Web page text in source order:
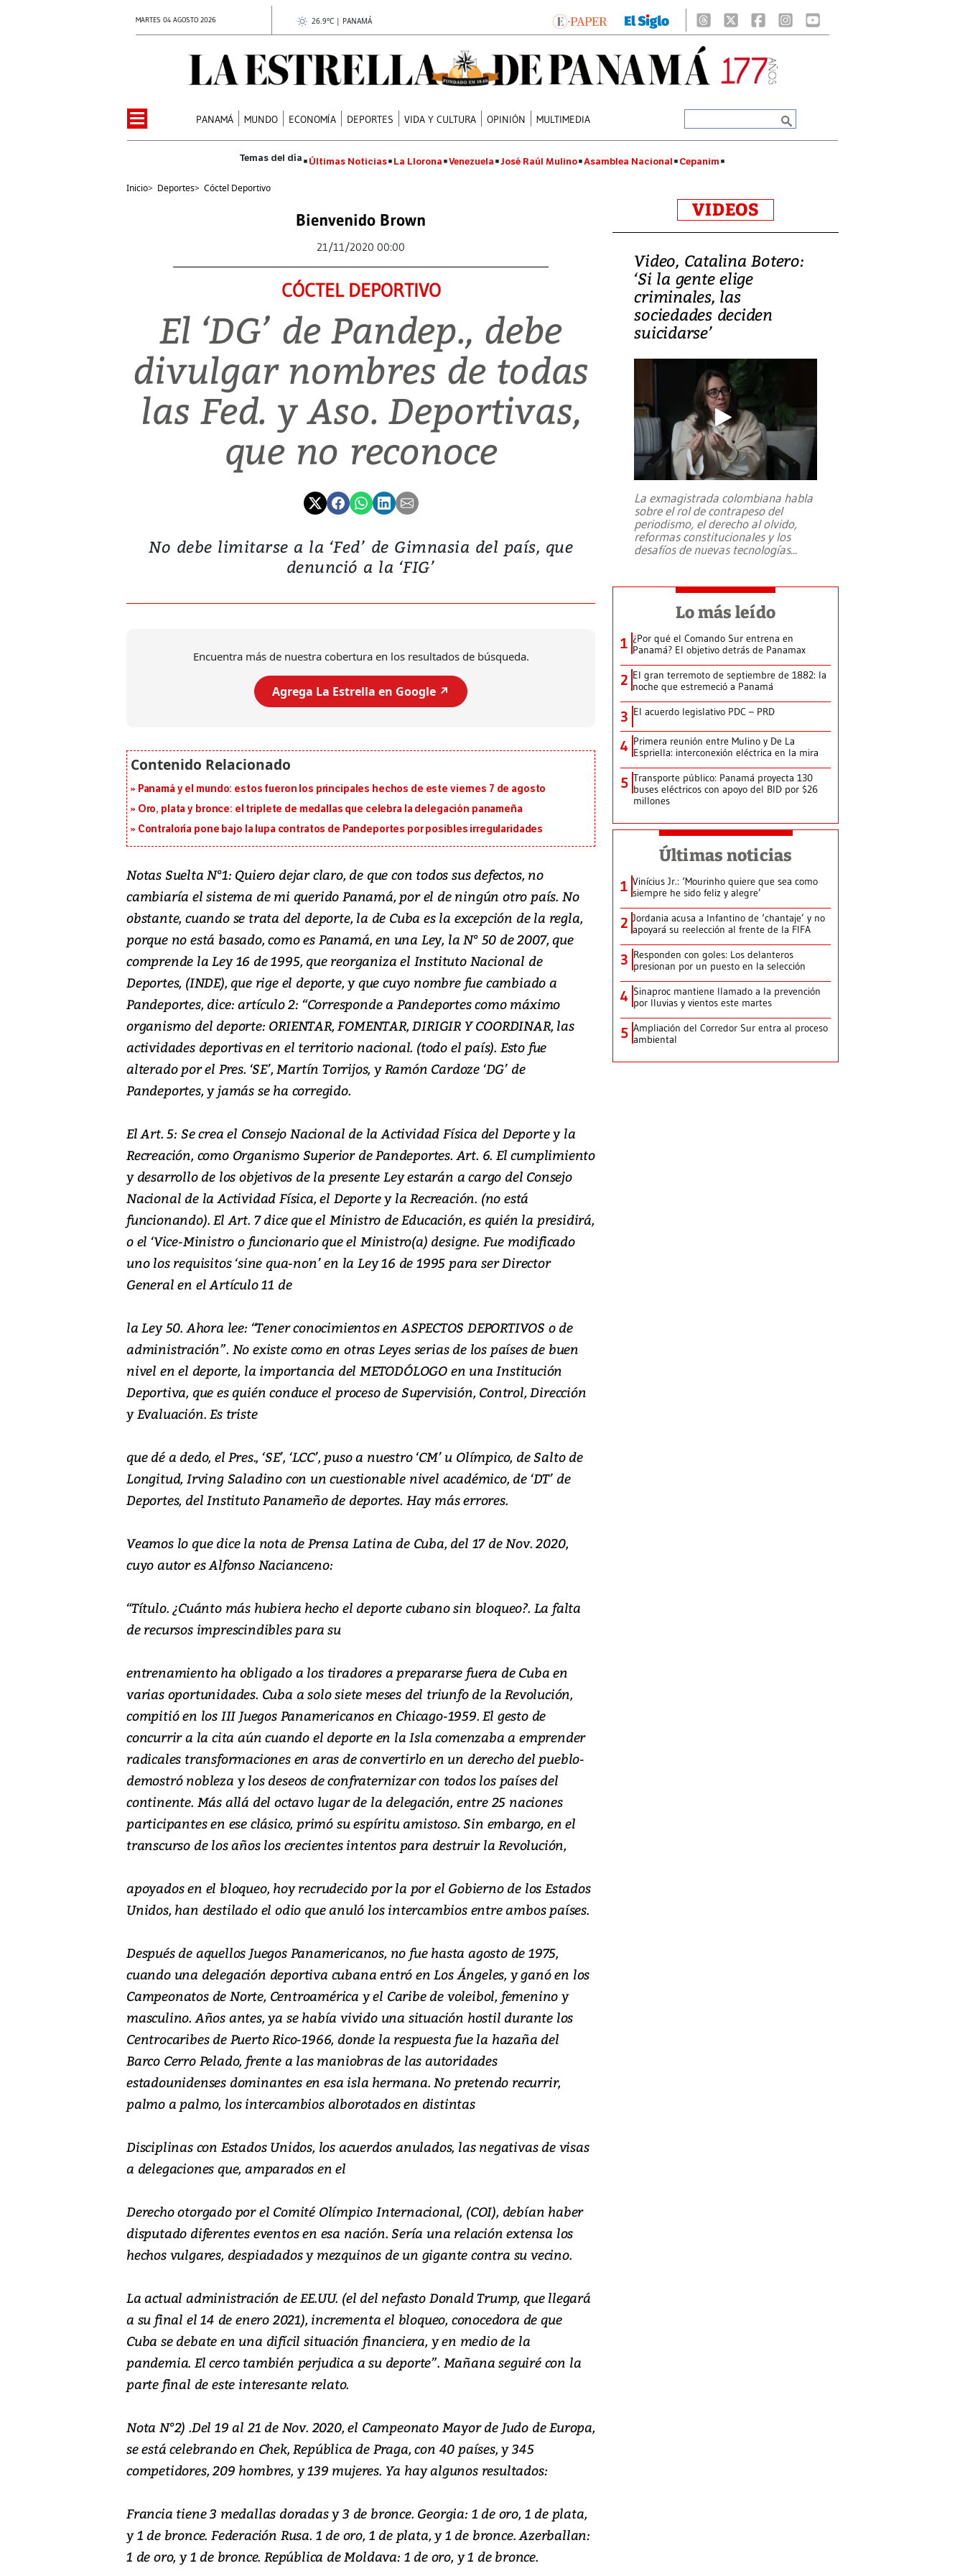
MARTES 04 AGOSTO 2026 26.9°C | PANAMÁ
PANAMÁ MUNDO ECONOMÍA DEPORTES VIDA Y CULTURA OPINIÓN MULTIMEDIA
Últimas Noticias La Llorona Venezuela José Raúl Mulino Asamblea Nacional Cepanim
Inicio> Deportes> Cóctel Deportivo
Bienvenido Brown
21/11/2020 00:00
CÓCTEL DEPORTIVO
El ‘DG’ de Pandep., debe
divulgar nombres de todas
las Fed. y Aso. Deportivas,
que no reconoce
No debe limitarse a la ‘Fed’ de Gimnasia del país, que
denunció a la ‘FIG’
Encuentra más de nuestra cobertura en los resultados de búsqueda.
Agrega La Estrella en Google ↗️
Panamá y el mundo: estos fueron los principales hechos de este viernes 7 de agosto
Oro, plata y bronce: el triplete de medallas que celebra la delegación panameña
Contraloría pone bajo la lupa contratos de Pandeportes por posibles irregularidades
Notas Suelta N°1: Quiero dejar claro, de que con todos sus defectos, no
cambiaría el sistema de mi querido Panamá, por el de ningún otro país. No
obstante, cuando se trata del deporte, la de Cuba es la excepción de la regla,
porque no está basado, como es Panamá, en una Ley, la N° 50 de 2007, que
comprende la Ley 16 de 1995, que reorganiza el Instituto Nacional de
Deportes, (INDE), que rige el deporte, y que cuyo nombre fue cambiado a
Pandeportes, dice: artículo 2: “Corresponde a Pandeportes como máximo
organismo del deporte: ORIENTAR, FOMENTAR, DIRIGIR Y COORDINAR, las
actividades deportivas en el territorio nacional. (todo el país). Esto fue
alterado por el Pres. ‘SE’, Martín Torrijos, y Ramón Cardoze ‘DG’ de
Pandeportes, y jamás se ha corregido.
El Art. 5: Se crea el Consejo Nacional de la Actividad Física del Deporte y la
Recreación, como Organismo Superior de Pandeportes. Art. 6. El cumplimiento
y desarrollo de los objetivos de la presente Ley estarán a cargo del Consejo
Nacional de la Actividad Física, el Deporte y la Recreación. (no está
funcionando). El Art. 7 dice que el Ministro de Educación, es quién la presidirá,
o el ‘Vice-Ministro o funcionario que el Ministro(a) designe. Fue modificado
uno los requisitos ‘sine qua-non’ en la Ley 16 de 1995 para ser Director
General en el Artículo 11 de
la Ley 50. Ahora lee: “Tener conocimientos en ASPECTOS DEPORTIVOS o de
administración”. No existe como en otras Leyes serias de los países de buen
nivel en el deporte, la importancia del METODÓLOGO en una Institución
Deportiva, que es quién conduce el proceso de Supervisión, Control, Dirección
y Evaluación. Es triste
que dé a dedo, el Pres., ‘SE’, ‘LCC’, puso a nuestro ‘CM’ u Olímpico, de Salto de
Longitud, Irving Saladino con un cuestionable nivel académico, de ‘DT’ de
Deportes, del Instituto Panameño de deportes. Hay más errores.
Veamos lo que dice la nota de Prensa Latina de Cuba, del 17 de Nov. 2020,
cuyo autor es Alfonso Nacianceno:
“Título. ¿Cuánto más hubiera hecho el deporte cubano sin bloqueo?. La falta
de recursos imprescindibles para su
entrenamiento ha obligado a los tiradores a prepararse fuera de Cuba en
varias oportunidades. Cuba a solo siete meses del triunfo de la Revolución,
compitió en los III Juegos Panamericanos en Chicago-1959. El gesto de
concurrir a la cita aún cuando el deporte en la Isla comenzaba a emprender
radicales transformaciones en aras de convertirlo en un derecho del pueblo-
demostró nobleza y los deseos de confraternizar con todos los países del
continente. Más allá del octavo lugar de la delegación, entre 25 naciones
participantes en ese clásico, primó su espíritu amistoso. Sin embargo, en el
transcurso de los años los crecientes intentos para destruir la Revolución,
apoyados en el bloqueo, hoy recrudecido por la por el Gobierno de los Estados
Unidos, han destilado el odio que anuló los intercambios entre ambos países.
Después de aquellos Juegos Panamericanos, no fue hasta agosto de 1975,
cuando una delegación deportiva cubana entró en Los Ángeles, y ganó en los
Campeonatos de Norte, Centroamérica y el Caribe de voleibol, femenino y
masculino. Años antes, ya se había vivido una situación hostil durante los
Centrocaribes de Puerto Rico-1966, donde la respuesta fue la hazaña del
Barco Cerro Pelado, frente a las maniobras de las autoridades
estadounidenses dominantes en esa isla hermana. No pretendo recurrir,
palmo a palmo, los intercambios alborotados en distintas
Disciplinas con Estados Unidos, los acuerdos anulados, las negativas de visas
a delegaciones que, amparados en el
Derecho otorgado por el Comité Olímpico Internacional, (COI), debían haber
disputado diferentes eventos en esa nación. Sería una relación extensa los
hechos vulgares, despiadados y mezquinos de un gigante contra su vecino.
La actual administración de EE.UU. (el del nefasto Donald Trump, que llegará
a su final el 14 de enero 2021), incrementa el bloqueo, conocedora de que
Cuba se debate en una difícil situación financiera, y en medio de la
pandemia. El cerco también perjudica a su deporte”. Mañana seguiré con la
parte final de este interesante relato.
Nota N°2) .Del 19 al 21 de Nov. 2020, el Campeonato Mayor de Judo de Europa,
se está celebrando en Chek, República de Praga, con 40 países, y 345
competidores, 209 hombres, y 139 mujeres. Ya hay algunos resultados:
Francia tiene 3 medallas doradas y 3 de bronce. Georgia: 1 de oro, 1 de plata,
y 1 de bronce. Federación Rusa. 1 de oro, 1 de plata, y 1 de bronce. Azerballan:
1 de oro, y 1 de bronce. República de Moldava: 1 de oro, y 1 de bronce.
VIDEOS
Video, Catalina Botero:
‘Si la gente elige
criminales, las
sociedades deciden
suicidarse’
La exmagistrada colombiana habla
sobre el rol de contrapeso del
periodismo, el derecho al olvido,
reformas constitucionales y los
desafíos de nuevas tecnologías...
Lo más leído
1 ¿Por qué el Comando Sur entrena en
Panamá? El objetivo detrás de Panamax
2 El gran terremoto de septiembre de 1882: la
noche que estremeció a Panamá
3 El acuerdo legislativo PDC – PRD
4 Primera reunión entre Mulino y De La
Espriella: interconexión eléctrica en la mira
5 Transporte público: Panamá proyecta 130
buses eléctricos con apoyo del BID por $26
millones
Últimas noticias
1 Vinícius Jr.: ‘Mourinho quiere que sea como
siempre he sido feliz y alegre’
2 Jordania acusa a Infantino de ‘chantaje’ y no
apoyará su reelección al frente de la FIFA
3 Responden con goles: Los delanteros
presionan por un puesto en la selección
4 Sinaproc mantiene llamado a la prevención
por lluvias y vientos este martes
5 Ampliación del Corredor Sur entra al proceso
ambiental